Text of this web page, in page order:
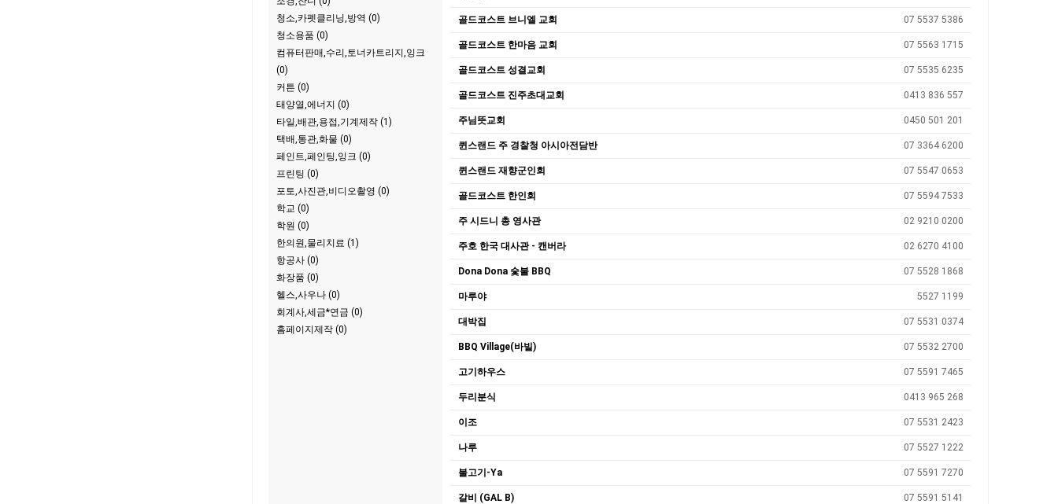
청소,카펫클리닝,방역 (0)
청소용품 (0)
컴퓨터판매,수리,토너카트리지,잉크
(0)
커튼 (0)
태양열,에너지 (0)
타일,배관,용접,기계제작 (1)
택배,통관,화물 (0)
페인트,페인팅,잉크 (0)
프린팅 (0)
포토,사진관,비디오촬영 (0)
학교 (0)
학원 (0)
한의원,물리치료 (1)
항공사 (0)
화장품 (0)
헬스,사우나 (0)
회계사,세금*연금 (0)
홈페이지제작 (0)
골드코스트 브니엘 교회 07 5537 5386
골드코스트 한마음 교회 07 5563 1715
골드코스트 성결교회 07 5535 6235
골드코스트 진주초대교회 0413 836 557
주님뜻교회 0450 501 201
퀸스랜드 주 경찰청 아시아전담반 07 3364 6200
퀸스랜드 재향군인회 07 5547 0653
골드코스트 한인회 07 5594 7533
주 시드니 총 영사관 02 9210 0200
주호 한국 대사관 - 캔버라 02 6270 4100
Dona Dona 숯불 BBQ 07 5528 1868
마루야 5527 1199
대박집 07 5531 0374
BBQ Village(바빌) 07 5532 2700
고기하우스 07 5591 7465
두리분식 0413 965 268
이조 07 5531 2423
나루 07 5527 1222
불고기-Ya 07 5591 7270
갈비 (GAL B) 07 5591 5141